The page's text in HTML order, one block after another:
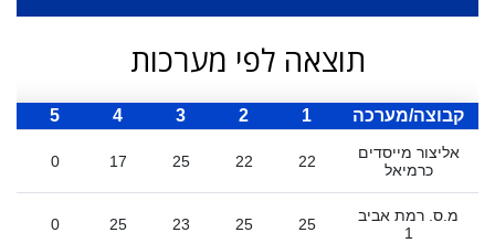
תוצאה לפי מערכות
קבוצה/מערכה 1
2
3
4
5
אליצור מייסדים
כרמיאל
22
22
25
17
0
מ.ס. רמת אביב
1
25
25
23
25
0